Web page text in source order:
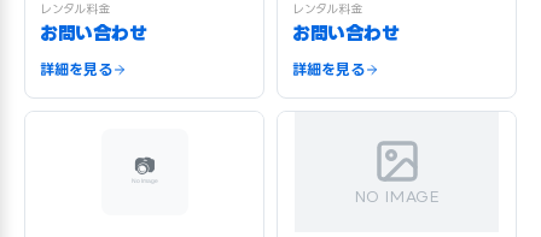
レンタル料金
お問い合わせ
詳細を見る
レンタル料金
お問い合わせ
詳細を見る
NO IMAGE